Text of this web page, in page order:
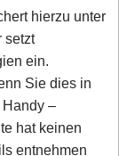
hierzu unter
setzt
ein.
Sie dies in
–
hat keinen
entnehmen